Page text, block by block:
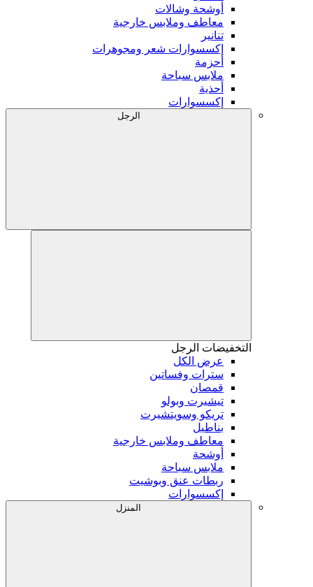
أوشحة وشالات
معاطف وملابس خارجية
تنانير
إكسسوارات شعر ومجوهرات
أحزمة
ملابس سباحة
أحذية
إكسسوارات
الرجل
التخفيضات الرجل
عرض الكل
سترات وفساتين
قمصان
تيشيرت وبولو
تريكو وسويتشيرت
بناطيل
معاطف وملابس خارجية
أوشحة
ملابس سباحة
ربطات عنق وبوشيت
إكسسوارات
المنزل